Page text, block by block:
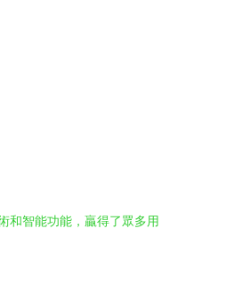
和智能功能，贏得了眾多用